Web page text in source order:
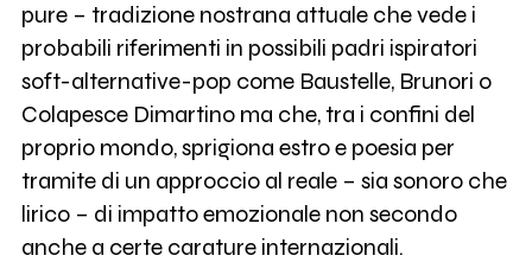
pure – tradizione nostrana attuale che vede i
probabili riferimenti in possibili padri ispiratori
soft-alternative-pop come Baustelle, Brunori o
Colapesce Dimartino ma che, tra i confini del
proprio mondo, sprigiona estro e poesia per
tramite di un approccio al reale – sia sonoro che
lirico – di impatto emozionale non secondo
anche a certe carature internazionali.